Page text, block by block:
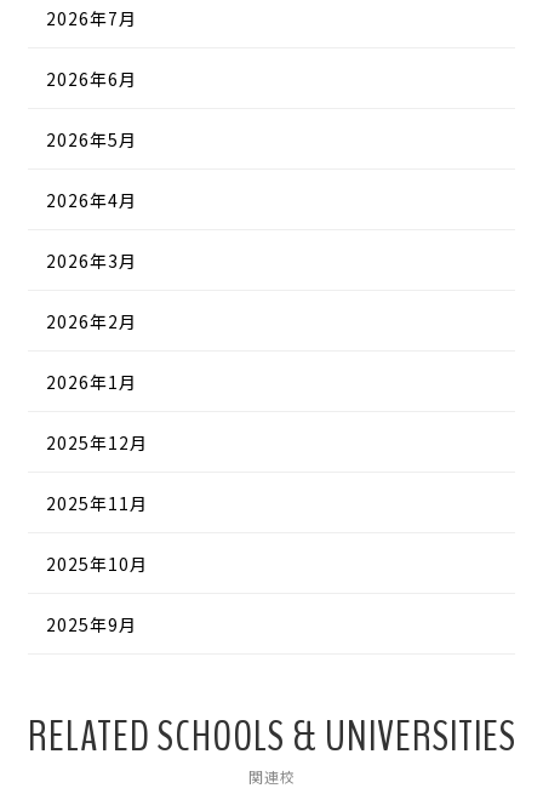
2026年7月
2026年6月
2026年5月
2026年4月
2026年3月
2026年2月
2026年1月
2025年12月
2025年11月
2025年10月
2025年9月
RELATED SCHOOLS & UNIVERSITIES
関連校